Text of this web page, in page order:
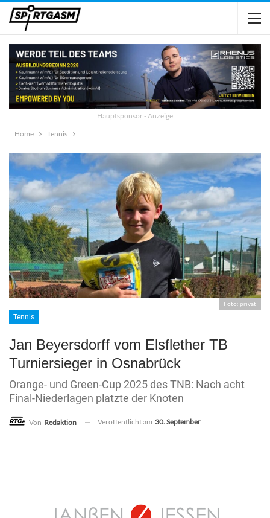
Hauptsponsor - Anzeige
Home
Tennis
Foto: privat
Tennis
Jan Beyersdorff vom Elsflether TB
Turniersieger in Osnabrück
Orange- und Green-Cup 2025 des TNB: Nach acht
Final-Niederlagen platzte der Knoten
Von Redaktion Veröffentlicht am 30. September